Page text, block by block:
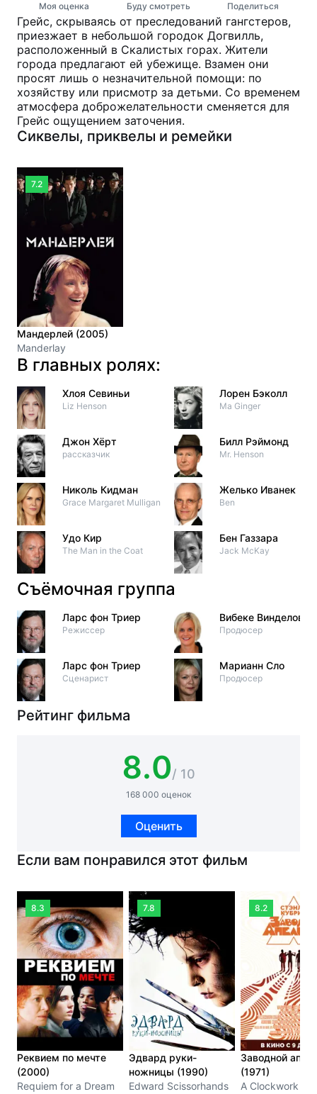
Моя оценка Буду смотреть Поделиться
Грейс, скрываясь от преследований гангстеров,
приезжает в небольшой городок Догвилль,
расположенный в Скалистых горах. Жители
города предлагают ей убежище. Взамен они
просят лишь о незначительной помощи: по
хозяйству или присмотр за детьми. Со временем
атмосфера доброжелательности сменяется для
Грейс ощущением заточения.
Сиквелы, приквелы и ремейки
7.2
Мандерлей (2005)
Manderlay
В главных ролях:
Хлоя Севиньи
Liz Henson
Джон Хёрт
рассказчик
Николь Кидман
Grace Margaret Mulligan
Удо Кир
The Man in the Coat
Лорен Бэколл
Ma Ginger
Билл Рэймонд
Mr. Henson
Желько Иванек
Ben
Бен Газзара
Jack McKay
Съёмочная группа
Ларс фон Триер
Режиссер
Ларс фон Триер
Сценарист
Вибеке Винделов
Продюсер
Марианн Сло
Продюсер
Рейтинг фильма
8.0/ 10
168 000 оценок
Оценить
Если вам понравился этот фильм
8.3
Реквием по мечте
(2000)
Requiem for a Dream
7.8
Эдвард руки-
ножницы (1990)
Edward Scissorhands
8.2
Заводной
(1971)
A Clockwork